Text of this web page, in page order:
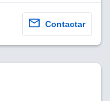
Contactar